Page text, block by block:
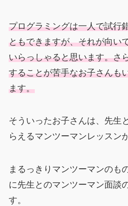
プログラミングは一人で試行
ともできますが、それが向い
いらっしゃると思います。さ
することが苦手なお子さんも
ます。
そういったお子さんは、先生
らえるマンツーマンレッスン
まるっきりマンツーマンのも
に先生とのマンツーマン面談
す。